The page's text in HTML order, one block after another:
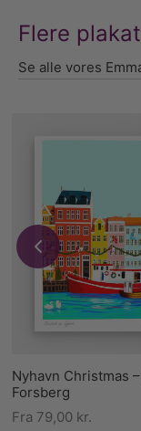
Flere
Se alle vores
Nyhavn Christmas
Forsberg
Fra 79,00 kr.